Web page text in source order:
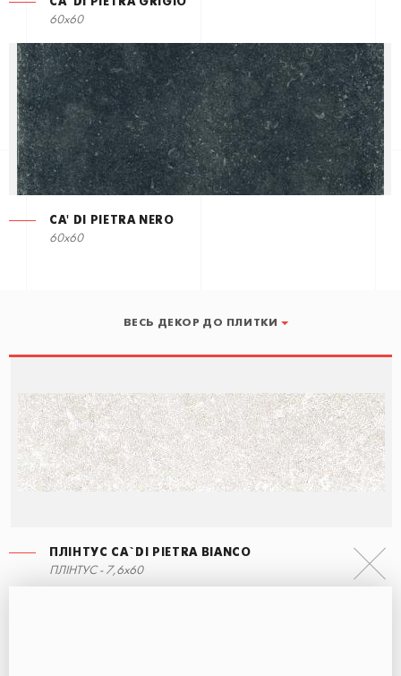
60x60
CA' DI PIETRA NERO
60x60
ВЕСЬ ДЕКОР ДО ПЛИТКИ
ПЛІНТУС CA`DI PIETRA BIANCO
ПЛІНТУС - 7,6x60
СХОДИНКА ЕКО З ПРОРІЗАМИ
30x60
ПЛІНТУС CA`DI PIETRA BIANCO
7,6x60